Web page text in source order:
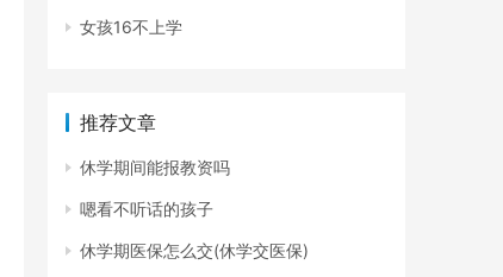
女孩16不上学
推荐文章
休学期间能报教资吗
嗯看不听话的孩子
休学期医保怎么交(休学交医保)